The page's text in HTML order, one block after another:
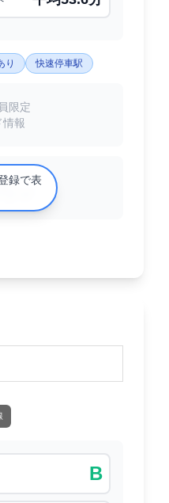
り 快速停車駅
限定
情報
ン相場
/㎡
録で表
B